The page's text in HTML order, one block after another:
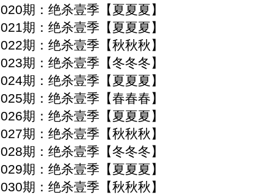
020期：绝杀壹季【夏夏夏】
021期：绝杀壹季【夏夏夏】
022期：绝杀壹季【秋秋秋】
023期：绝杀壹季【冬冬冬】
024期：绝杀壹季【夏夏夏】
025期：绝杀壹季【春春春】
026期：绝杀壹季【夏夏夏】
027期：绝杀壹季【秋秋秋】
028期：绝杀壹季【冬冬冬】
029期：绝杀壹季【夏夏夏】
030期：绝杀壹季【秋秋秋】